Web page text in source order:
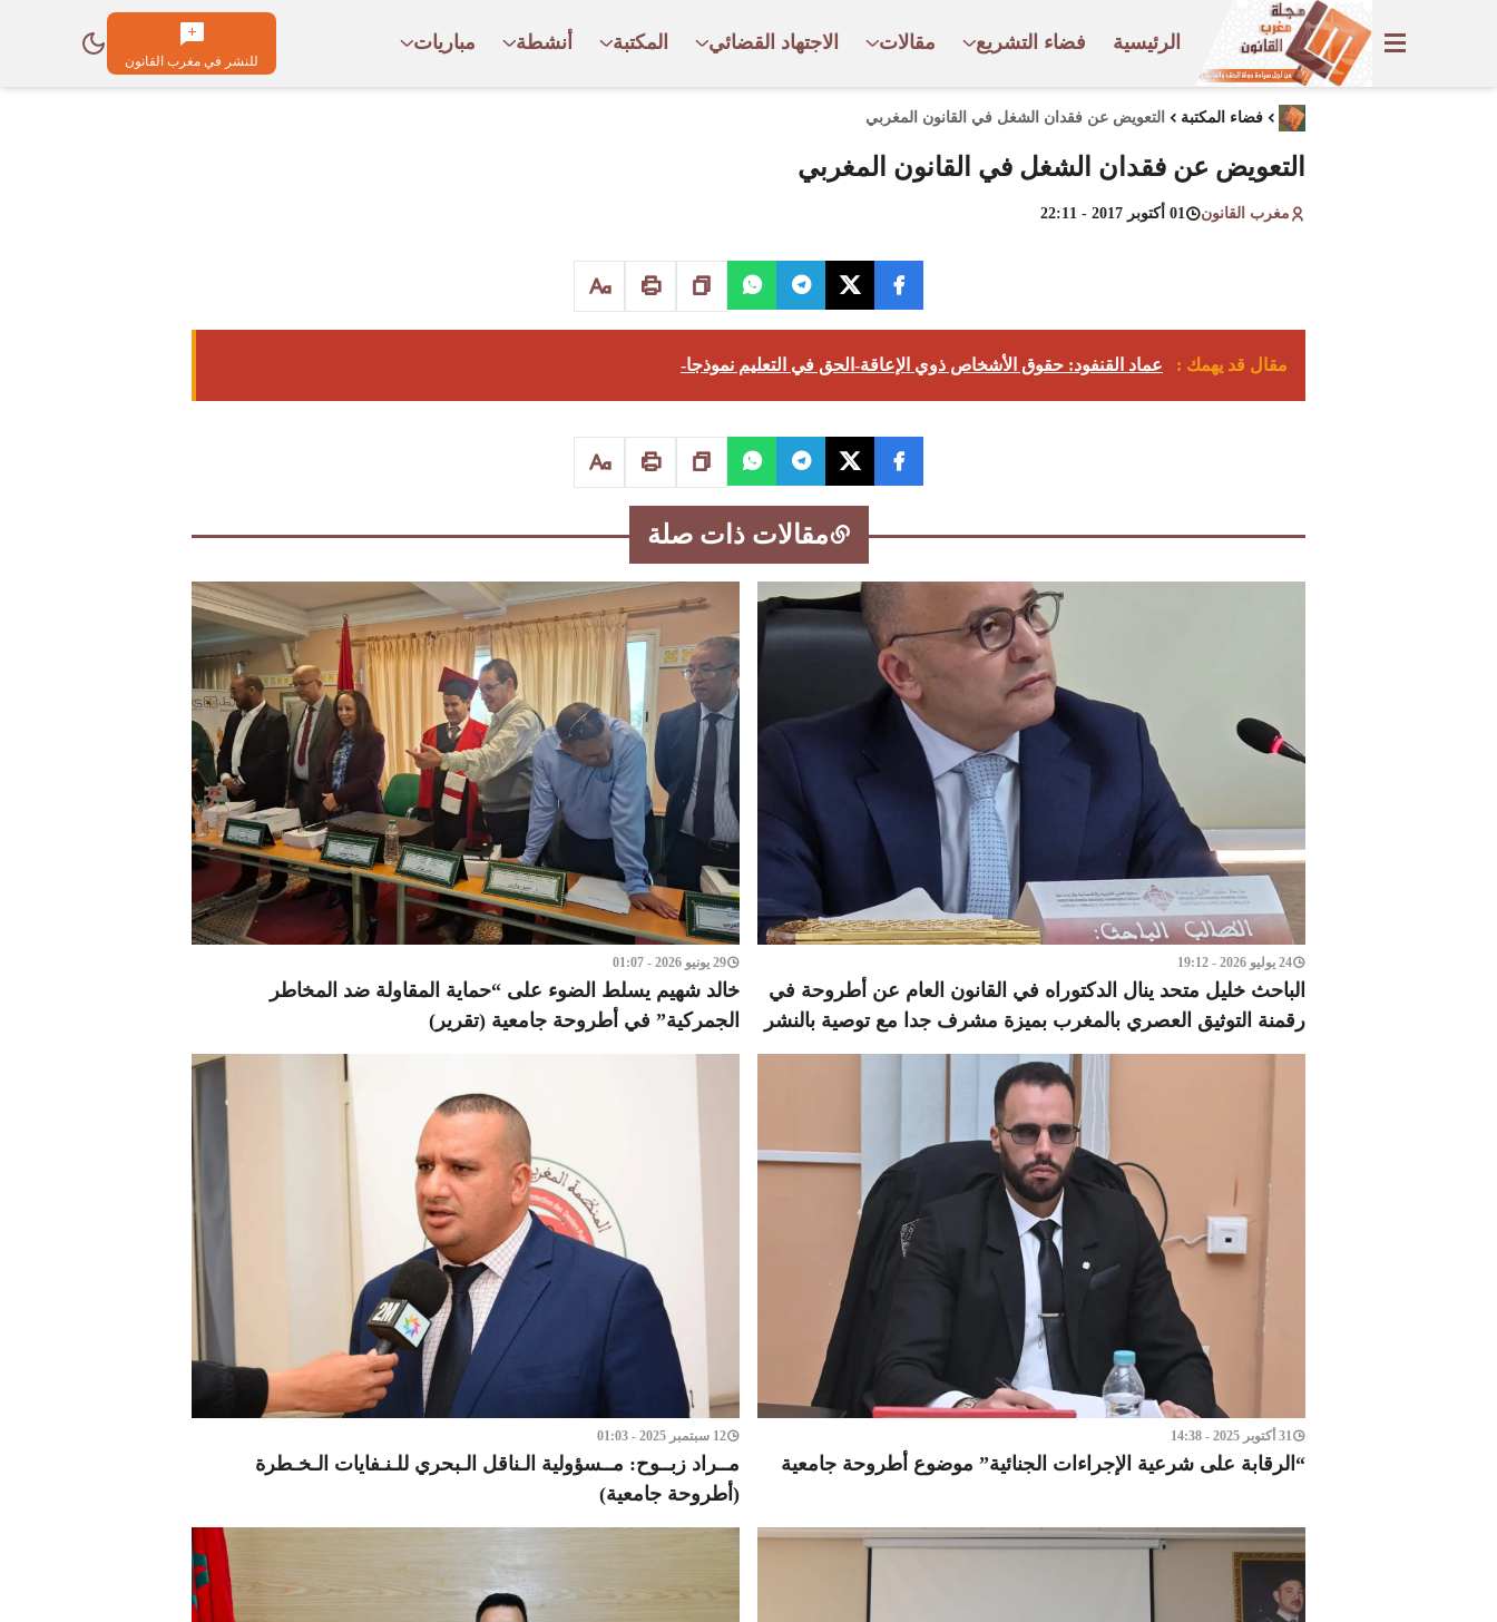
الرئيسية فضاء التشريع مقالات الاجتهاد القضائي المكتبة أنشطة مباريات
للنشر في مغرب القانون
فضاء المكتبة التعويض عن فقدان الشغل في القانون المغربي
التعويض عن فقدان الشغل في القانون المغربي
مغرب القانون 01 أكتوبر 2017 - 22:11
مقال قد يهمك : عماد القنفود: حقوق الأشخاص ذوي الإعاقة-الحق في التعليم نموذجا-
مقالات ذات صلة
24 يوليو 2026 - 19:12
الباحث خليل متحد ينال الدكتوراه في القانون العام عن أطروحة في
رقمنة التوثيق العصري بالمغرب بميزة مشرف جدا مع توصية بالنشر
29 يونيو 2026 - 01:07
خالد شهيم يسلط الضوء على “حماية المقاولة ضد المخاطر
الجمركية” في أطروحة جامعية (تقرير)
31 أكتوبر 2025 - 14:38
“الرقابة على شرعية الإجراءات الجنائية” موضوع أطروحة جامعية
12 سبتمبر 2025 - 01:03
مــراد زبــوح: مــسؤولية الـناقل الـبحري للـنـفايات الـخـطرة
(أطروحة جامعية)